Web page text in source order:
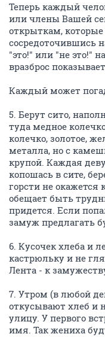
Теперь каждый
или члены Вашей
открыткам,
сосредоточившись
"это!" или "не это!"
вразброс
Каждый может
5. Берут сито,
туда медное
колечко, золотое,
металла, но с
крупой. Каждая
копошась в сите,
горсти не окажется
обещает быть
придется. Если
замуж предлагать
6. Кусочек хлеба и
кастрюльку и не
Лента - к
7. Утром (в любой
откусывают хлеб и
улицу. У первого
имя. Так жениха